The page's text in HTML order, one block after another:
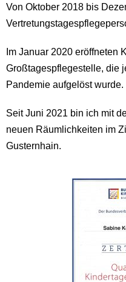
Von Oktober 2018 bis
Im Januar 2020 eröffneten
Großtagespflegestelle, die
Pandemie aufgelöst wurde.
Seit Juni 2021 bin ich mit
neuen Räumlichkeiten im
Gusternhain.